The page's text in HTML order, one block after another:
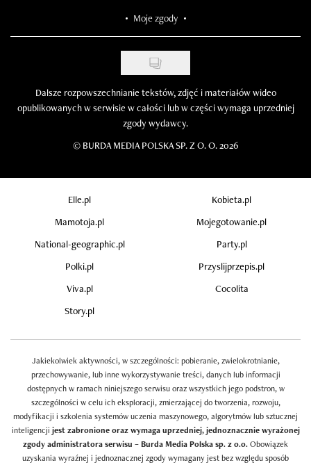
Moje zgody
Dalsze rozpowszechnianie tekstów, zdjęć i materiałów wideo
opublikowanych w serwisie w całości lub w części wymaga uprzedniej
zgody wydawcy.
© BURDA MEDIA POLSKA SP. Z O. O. 2026
Elle.pl
Kobieta.pl
Mamotoja.pl
Mojegotowanie.pl
National-geographic.pl
Party.pl
Polki.pl
Przyslijprzepis.pl
Viva.pl
Cocolita
Story.pl
Jakiekolwiek aktywności, w szczególności: pobieranie, zwielokrotnianie,
przechowywanie, lub inne wykorzystywanie treści, danych lub informacji
dostępnych w ramach niniejszego serwisu oraz wszystkich jego podstron, w
szczególności w celu ich eksploracji, zmierzającej do tworzenia, rozwoju,
modyfikacji i szkolenia systemów uczenia maszynowego, algorytmów lub sztucznej
inteligencji jest zabronione oraz wymaga uprzedniej, jednoznacznie wyrażonej
zgody administratora serwisu – Burda Media Polska sp. z o.o.Obowiązek
uzyskania wyraźnej i jednoznacznej zgody wymagany jest bez względu sposób